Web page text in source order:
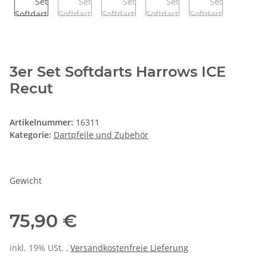
3er Set Softdarts Harrows ICE
Recut
Artikelnummer: 16311
Kategorie: Dartpfeile und Zubehör
Gewicht
75,90 €
inkl. 19% USt. , Versandkostenfreie Lieferung